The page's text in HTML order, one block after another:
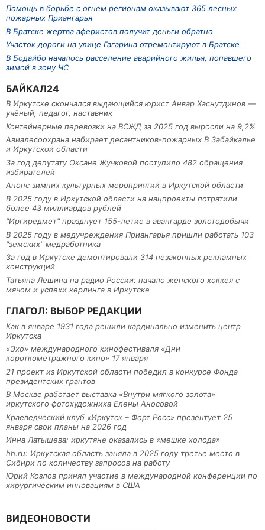
Помощь в борьбе с огнем регионам оказывают 365 лесных
пожарных Приангарья
В Братске жертва аферистов получит деньги обратно
Участок дороги на улице Гагарина отремонтируют в Братске
В Бодайбо началось расселение аварийного жилья, попавшего
зимой в зону ЧС
БАЙКАЛ24
В Иркутске скончался выдающийся юрист Анвар Хаснутдинов —
учёный, педагог, наставник
Контейнерные перевозки на ВСЖД за 2025 год выросли на 9,2%
Авиалесоохрана набирает десантников-пожарных В Забайкалье
и Иркутской области
За год депутату Оксане Жучковой поступило 482 обращения
избирателей
Анонс зимних культурных мероприятий в Иркутской области
В 2025 году в Иркутской области на нацпроекты потратили
более 43 миллиардов рублей
"Иргиредмет" празднует 155-летие в авангарде золотодобычи
В 2025 году в медучреждения Приангарья пришли работать 103
"земских" медработника
За год в Иркутске демонтировали 314 незаконных рекламных
конструкций
Татьяна Лешина на радио России: начало женского хоккея с
мячом и успехи керлинга в Иркутске
ГЛАГОЛ: ВЫБОР РЕДАКЦИИ
Как в январе 1931 года решили кардинально изменить центр
Иркутска
«Эхо» международного кинофестиваля «Дни
короткометражного кино» 17 января
21 проект из Иркутской области победил в конкурсе Фонда
президентских грантов
В Москве работает выставка «Внутри мягкого золота»
иркутского фотохудожника Елены Аносовой
Краеведческий клуб «Иркутск – Форт Росс» презентует 25
января свои планы на 2026 год
Инна Латышева: иркутяне оказались в «мешке холода»
hh.ru: Иркутская область заняла в 2025 году третье место в
Сибири по количеству запросов на работу
Юрий Козлов принял участие в международной конференции по
хирургическим инновациям в США
ВИДЕОНОВОСТИ